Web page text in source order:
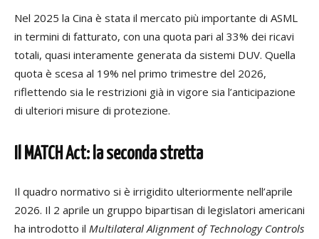
Nel 2025 la Cina è stata il mercato più importante di ASML
in termini di fatturato, con una quota pari al 33% dei ricavi
totali, quasi interamente generata da sistemi DUV. Quella
quota è scesa al 19% nel primo trimestre del 2026,
riflettendo sia le restrizioni già in vigore sia l’anticipazione
di ulteriori misure di protezione.
Il MATCH Act: la seconda stretta
Il quadro normativo si è irrigidito ulteriormente nell’aprile
2026. Il 2 aprile un gruppo bipartisan di legislatori americani
ha introdotto il Multilateral Alignment of Technology Controls